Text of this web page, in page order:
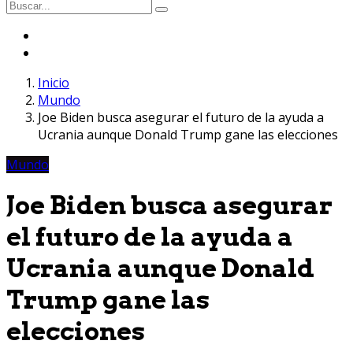
Inicio
Mundo
Joe Biden busca asegurar el futuro de la ayuda a
Ucrania aunque Donald Trump gane las elecciones
Mundo
Joe Biden busca asegurar
el futuro de la ayuda a
Ucrania aunque Donald
Trump gane las
elecciones